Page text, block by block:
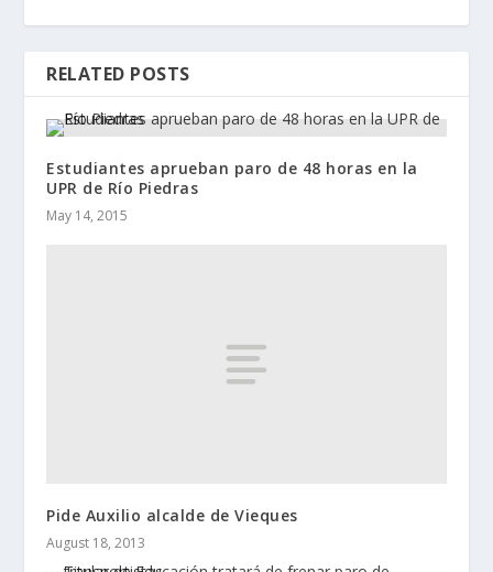
RELATED POSTS
Estudiantes aprueban paro de 48 horas en la
UPR de Río Piedras
May 14, 2015
Pide Auxilio alcalde de Vieques
August 18, 2013